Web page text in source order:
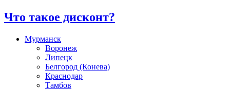
Что такое дисконт?
Мурманск
Воронеж
Липецк
Белгород (Конева)
Краснодар
Тамбов